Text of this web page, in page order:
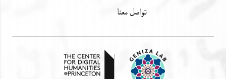
תכלימה(?) פי אמרהא או תכלם
פיהא אלרייס נר ועסי וגיר
אן כאן אלאנפאק //אעלא// מן אלחאצל
ואנת תעלם מא נסתאנף מן
تواصل معنا